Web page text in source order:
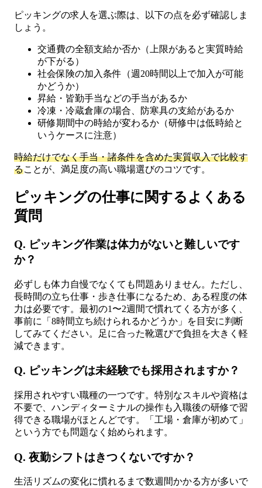
ピッキングの求人を選ぶ際は、以下の点を必ず確認しま
しょう。
交通費の全額支給か否か（上限があると実質時給
が下がる）
社会保険の加入条件（週20時間以上で加入が可能
かどうか）
昇給・皆勤手当などの手当があるか
冷凍・冷蔵倉庫の場合、防寒具の支給があるか
研修期間中の時給が変わるか（研修中は低時給と
いうケースに注意）
時給だけでなく手当・諸条件を含めた実質収入で比較す
ることが、満足度の高い職場選びのコツです。
ピッキングの仕事に関するよくある
質問
Q. ピッキング作業は体力がないと難しいです
か？
必ずしも体力自慢でなくても問題ありません。ただし、
長時間の立ち仕事・歩き仕事になるため、ある程度の体
力は必要です。最初の1〜2週間で慣れてくる方が多く、
事前に「8時間立ち続けられるかどうか」を目安に判断
してみてください。足に合った靴選びで負担を大きく軽
減できます。
Q. ピッキングは未経験でも採用されますか？
採用されやすい職種の一つです。特別なスキルや資格は
不要で、ハンディターミナルの操作も入職後の研修で習
得できる職場がほとんどです。「工場・倉庫が初めて」
という方でも問題なく始められます。
Q. 夜勤シフトはきつくないですか？
生活リズムの変化に慣れるまで数週間かかる方が多いで